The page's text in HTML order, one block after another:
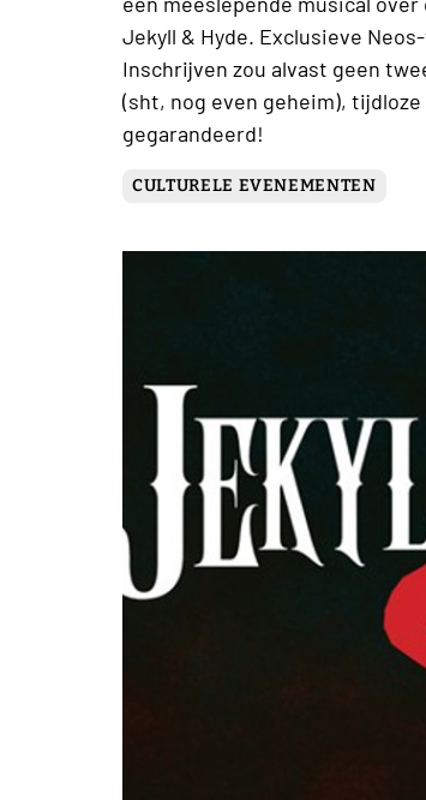
Jekyll & Hyde. Exclusieve
Inschrijven zou alvast geen
(sht, nog even geheim),
gegarandeerd!
CULTURELE EVENEMENTEN